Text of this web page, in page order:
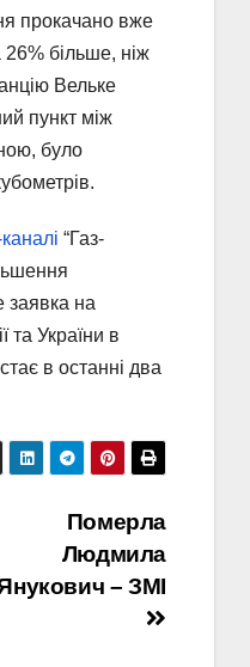
прокачано вже
більше, ніж
Вельке
пункт між
було
“Газ-
заявка на
та України в
в останні два
Померла
Людмила
– ЗМІ